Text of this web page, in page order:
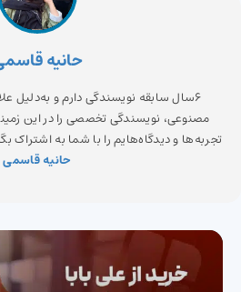
حانیه
6سال سابقه نویسندگی دارم و به‌دلیل
مصنوعی، نویسندگی تخصصی را در این
تجربه‌ها و دیدگاه‌هایم را با شما به اشتراک
حانیه قاسمی